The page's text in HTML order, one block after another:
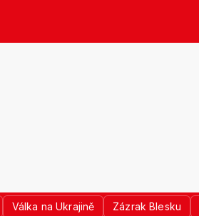
Válka na Ukrajině Zázrak Blesku